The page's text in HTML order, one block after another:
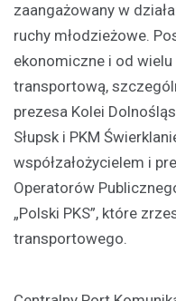
zaangażowany w
ruchy młodzieżowe.
ekonomiczne i od
transportową,
prezesa Kolei
Słupsk i PKM
współzałożycielem i
Operatorów
„Polski PKS”, które
transportowego.